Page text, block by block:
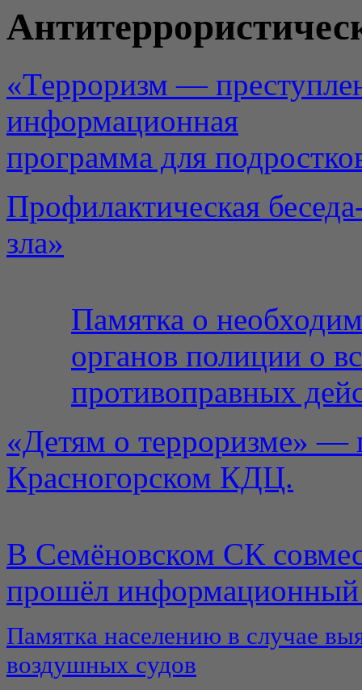
«Терроризм —
информационная
программа для
Профилактическая
зла»
Памятка о
органов полиции о
противоправных
«Детям о терроризме» —
Красногорском КДЦ.
В Семёновском СК
прошёл информационный
Памятка населению в случае
воздушных судов